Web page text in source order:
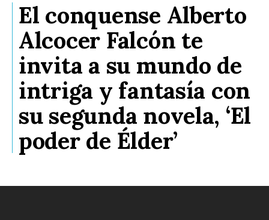
El conquense Alberto
Alcocer Falcón te
invita a su mundo de
intriga y fantasía con
su segunda novela, ‘El
poder de Élder’